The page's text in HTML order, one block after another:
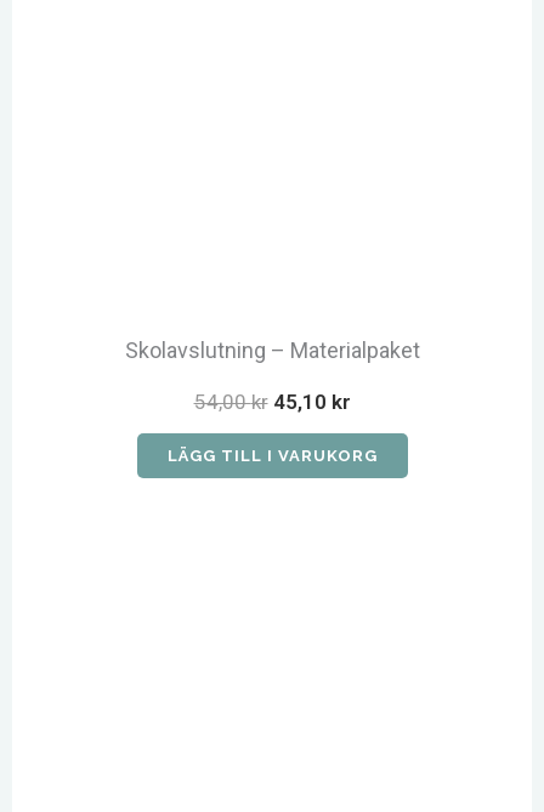
Skolavslutning – Materialpaket
54,00kr Det
ursprungliga
priset
var:
45,10 krDet
nuvarande
priset
är:
LÄGG TILL I VARUKORG